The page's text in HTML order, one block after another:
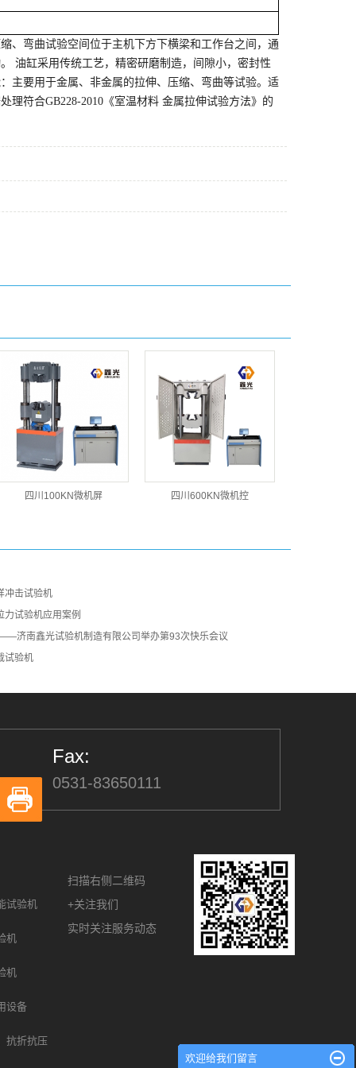
、弯曲试验空间位于主机下方下横梁和工作台之间，通
油缸采用传统工艺，精密研磨制造，间隙小，密封性
主要用于金属、非金属的拉伸、压缩、弯曲等试验。适
理符合GB228-2010《室温材料 金属拉伸试验方法》的
四川100KN微机屏 四川600KN微机控
冲击试验机
力试验机应用案例
济南鑫光试验机制造有限公司举办第93次快乐会议
试验机
Fax:
0531-83650111
试验机
机
机
设备
抗折抗压
扫描右侧二维码
+关注我们
实时关注服务动态
欢迎给我们留言